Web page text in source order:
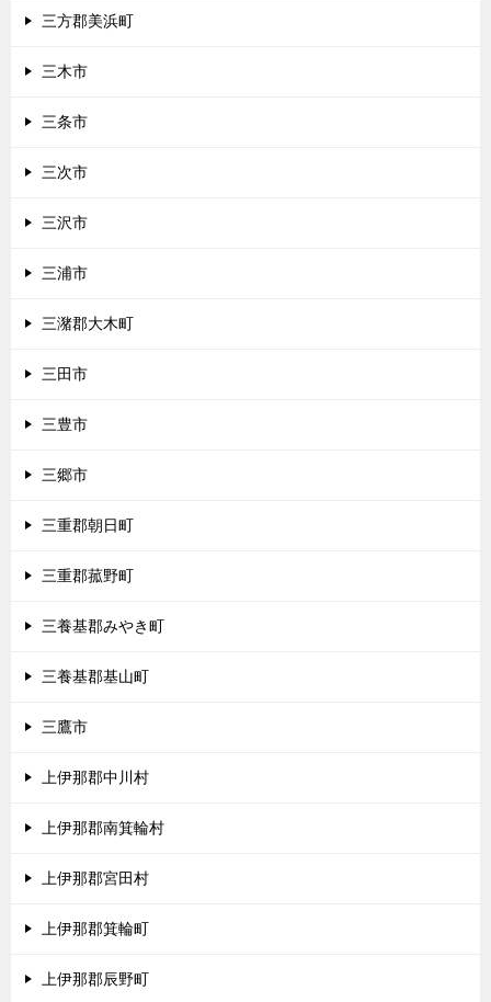
三方郡美浜町
三木市
三条市
三次市
三沢市
三浦市
三潴郡大木町
三田市
三豊市
三郷市
三重郡朝日町
三重郡菰野町
三養基郡みやき町
三養基郡基山町
三鷹市
上伊那郡中川村
上伊那郡南箕輪村
上伊那郡宮田村
上伊那郡箕輪町
上伊那郡辰野町